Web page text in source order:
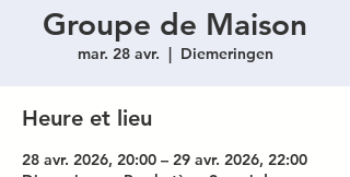
Groupe de Maison
mar. 28 avr.
  |
Diemeringen
Heure et lieu
28 avr. 2026, 20:00 – 29 avr. 2026, 22:00